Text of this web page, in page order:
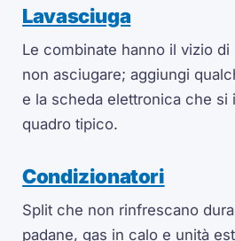
Lavasciuga
Le combinate hanno il vizio di
non asciugare; aggiungi
e la scheda elettronica che si
quadro tipico.
Condizionatori
Split che non rinfrescano
padane, gas in calo e unità